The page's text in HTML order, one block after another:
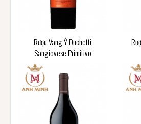
Rượu Vang Ý Duchetti
Sangiovese Primitivo